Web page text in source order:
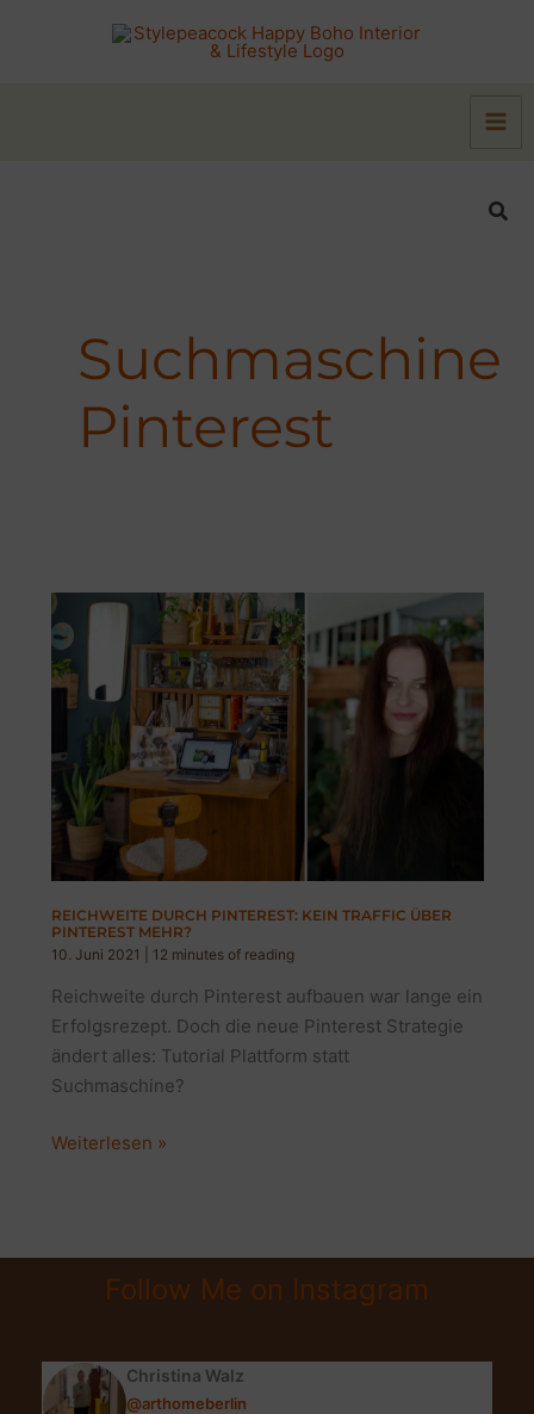
Suchmaschine
Pinterest
REICHWEITE DURCH PINTEREST: KEIN TRAFFIC ÜBER
PINTEREST MEHR?
10. Juni 2021
12 minutes of reading
Reichweite durch Pinterest aufbauen war lange ein
Erfolgsrezept. Doch die neue Pinterest Strategie
ändert alles: Tutorial Plattform statt
Suchmaschine?
Reichweite
Traffic
Weiterlesen »
Follow Me on Instagram
Christina Walz
@arthomeberlin